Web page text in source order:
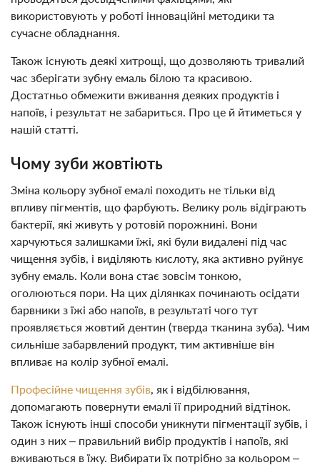
використовують у роботі інноваційні методики та
сучасне обладнання.
Також існують деякі хитрощі, що дозволяють тривалий
час зберігати зубну емаль білою та красивою.
Достатньо обмежити вживання деяких продуктів і
напоїв, і результат не забариться. Про це й йтиметься у
нашій статті.
Чому зуби жовтіють
Зміна кольору зубної емалі походить не тільки від
впливу пігментів, що фарбують. Велику роль відіграють
бактерії, які живуть у ротовій порожнині. Вони
харчуються залишками їжі, які були видалені під час
чищення зубів, і виділяють кислоту, яка активно руйнує
зубну емаль. Коли вона стає зовсім тонкою,
оголюються пори. На цих ділянках починають осідати
барвники з їжі або напоїв, в результаті чого тут
проявляється жовтий дентин (тверда тканина зуба). Чим
сильніше забарвлений продукт, тим активніше він
впливає на колір зубної емалі.
Професійне чищення зубів, як і відбілювання,
допомагають повернути емалі її природний відтінок.
Також існують інші способи уникнути пігментації зубів, і
один з них – правильний вибір продуктів і напоїв, які
вживаються в їжу. Вибирати їх потрібно за кольором –